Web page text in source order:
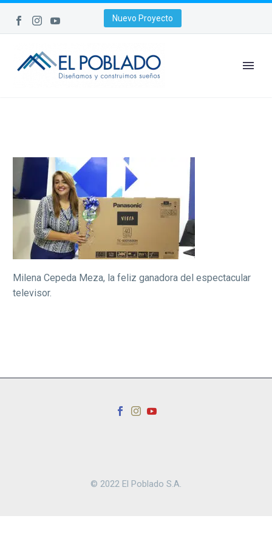
Nuevo Proyecto
Milena Cepeda Meza, la feliz ganadora del espectacular
televisor.
© 2022 El Poblado S.A.